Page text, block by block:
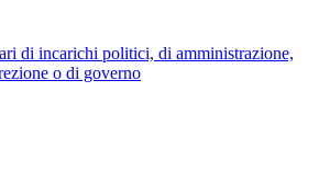
di incarichi politici, di amministrazione,
o di governo